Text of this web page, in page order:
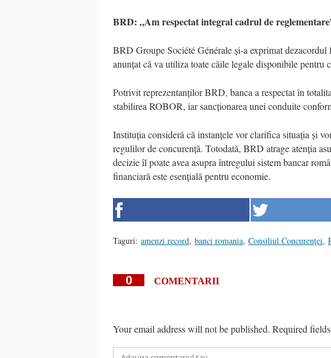
BRD: „Am respectat integral cadrul de
BRD Groupe Société Générale și-a exprimat
anunțat că va utiliza toate căile legale disponibile pentru
Potrivit reprezentanților BRD, banca a respectat în
stabilirea ROBOR, iar sancționarea unei conduite
Instituția consideră că instanțele vor clarifica situația și
regulilor de concurență. Totodată, BRD atrage atenția
decizie îl poate avea asupra întregului sistem bancar
financiară este esențială pentru economie.
Taguri: amenzi record, banci romania, Consiliul Concurenţei,
0 COMENTARII
Your email address will not be published. Required